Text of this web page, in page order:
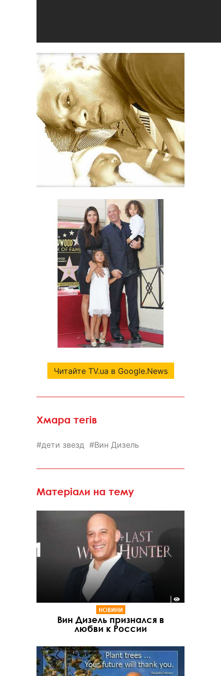
Читайте TV.ua в Google.News
Хмара тегів
дети звезд Вин Дизель
Матеріали на тему
НОВИНИ
Вин Дизель признался в
любви к России